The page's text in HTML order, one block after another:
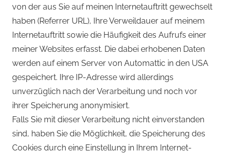
von der aus Sie auf meinen Internetauftritt gewechselt
haben (Referrer URL), Ihre Verweildauer auf meinem
Internetauftritt sowie die Häufigkeit des Aufrufs einer
meiner Websites erfasst. Die dabei erhobenen Daten
werden auf einem Server von Automattic in den USA
gespeichert. Ihre IP-Adresse wird allerdings
unverzüglich nach der Verarbeitung und noch vor
ihrer Speicherung anonymisiert.
Falls Sie mit dieser Verarbeitung nicht einverstanden
sind, haben Sie die Möglichkeit, die Speicherung des
Cookies durch eine Einstellung in Ihrem Internet-